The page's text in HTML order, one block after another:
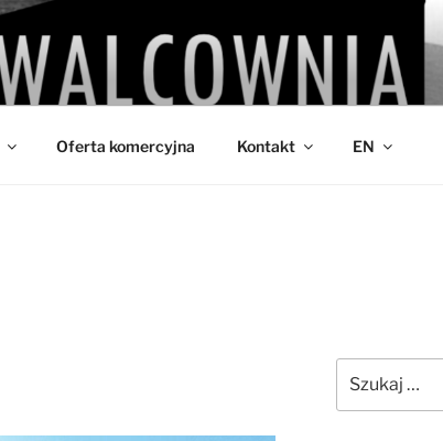
Oferta komercyjna Kontakt EN